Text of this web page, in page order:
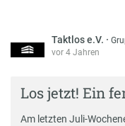
Taktlos e.V. ·
vor 4 Jahren
Los jetzt! Ein
Am letzten Juli-